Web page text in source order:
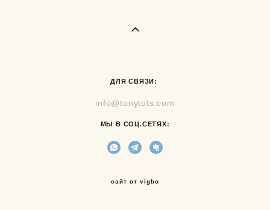
ДЛЯ СВЯЗИ:
info@tonytots.com
МЫ В СОЦ.СЕТЯХ:
сайт от vigbo